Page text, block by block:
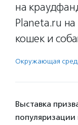
на
Planeta.ru
кошек и
Окружающая
Выставка